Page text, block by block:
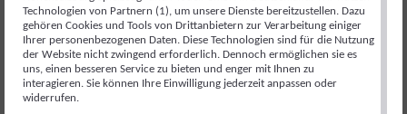
im Auto einen kleinen Handspiegel mitführen und
ihn von Zeit zu Zeit hoch nehmen, um während der
Fahrt im Verkehr nach hinten zu blicken“ riet sie in
ihrer Publikation.
Technologien von Partnern (1), um unsere Dienste bereitzustellen. Dazu
gehören Cookies und Tools von Drittanbietern zur Verarbeitung einiger
Ihrer personenbezogenen Daten. Diese Technologien sind für die Nutzung
der Website nicht zwingend erforderlich. Dennoch ermöglichen sie es
uns, einen besseren Service zu bieten und enger mit Ihnen zu
interagieren. Sie können Ihre Einwilligung jederzeit anpassen oder
widerrufen.